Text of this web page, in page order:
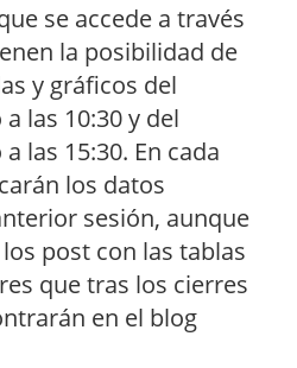
se accede a través
la posibilidad de
y gráficos del
las 10:30 y del
las 15:30. En cada
los datos
sesión, aunque
post con las tablas
que tras los cierres
en el blog